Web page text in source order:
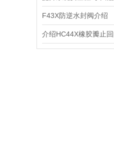
F43X防逆水封阀介绍